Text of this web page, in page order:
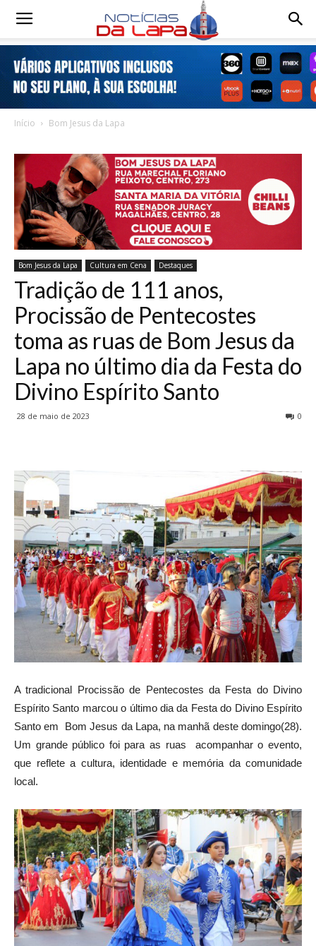
Notícias
Início Bom Jesus da Lapa
Bom Jesus da Lapa Cultura em Cena Destaques
Tradição de 111 anos,
Procissão de Pentecostes
toma as ruas de Bom Jesus da
Lapa no último dia da Festa do
Divino Espírito Santo
28 de maio de 2023 0
A tradicional Procissão de Pentecostes da Festa do Divino
Espírito Santo marcou o último dia da Festa do Divino Espírito
Santo em Bom Jesus da Lapa, na manhã deste domingo(28).
Um grande público foi para as ruas acompanhar o evento,
que reflete a cultura, identidade e memória da comunidade
local.